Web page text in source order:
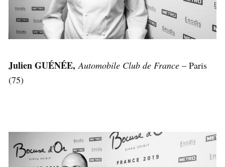
Julien GUÉNÉE,Automobile Club de France – Paris
(75)